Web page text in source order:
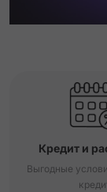
Кредит и
Выгодные